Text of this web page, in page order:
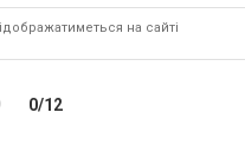
на сайті
0/12